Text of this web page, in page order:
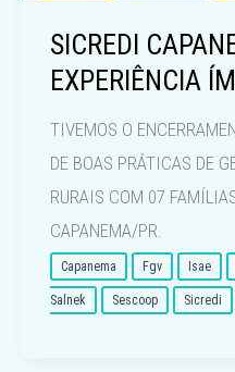
SICREDI
EXPERIÊNCIA
TIVEMOS O
DE BOAS PRÁTICAS DE
RURAIS COM 07
CAPANEMA/PR.
Capanema Fgv Isae
Salnek Sescoop Sicredi